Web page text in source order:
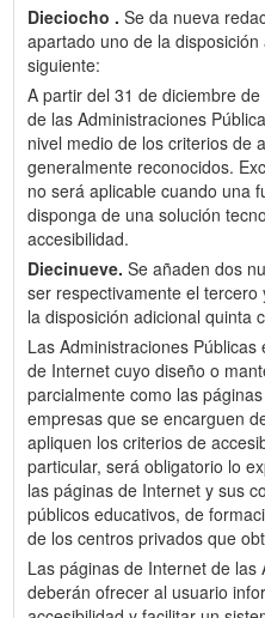
Dieciocho . Se da nueva
apartado uno de la
siguiente:
A partir del 31 de diciembre
de las Administraciones
nivel medio de los criterios de
generalmente reconocidos.
no será aplicable cuando una
disponga de una solución
accesibilidad.
Diecinueve. Se añaden dos
ser respectivamente el
la disposición adicional quinta
Las Administraciones
de Internet cuyo diseño o
parcialmente como las
empresas que se encarguen
apliquen los criterios de
particular, será obligatorio lo
las páginas de Internet y sus
públicos educativos, de
de los centros privados que
Las páginas de Internet de las
deberán ofrecer al usuario